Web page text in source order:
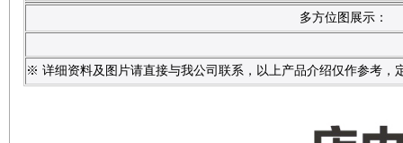
多方位图展示：
※ 详细资料及图片请直接与我公司联系，以上产品介绍仅作参考，